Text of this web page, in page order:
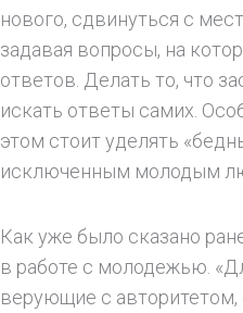
нового, сдвинуться с
задавая вопросы, на
ответов. Делать то, что
искать ответы самих.
этом стоит уделять
исключенным молодым
Как уже было сказано
в работе с молодежью.
верующие с